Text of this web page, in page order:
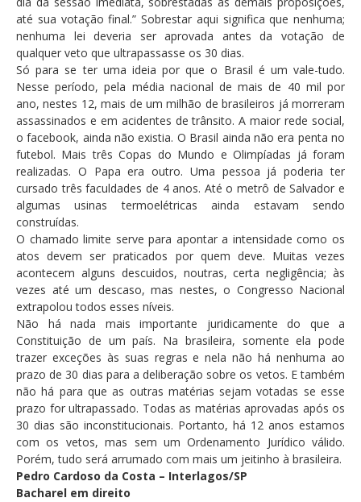
até sua votação final.” Sobrestar aqui significa que nenhuma;
nenhuma lei deveria ser aprovada antes da votação de
qualquer veto que ultrapassasse os 30 dias.
Só para se ter uma ideia por que o Brasil é um vale-tudo.
Nesse período, pela média nacional de mais de 40 mil por
ano, nestes 12, mais de um milhão de brasileiros já morreram
assassinados e em acidentes de trânsito. A maior rede social,
o facebook, ainda não existia. O Brasil ainda não era penta no
futebol. Mais três Copas do Mundo e Olimpíadas já foram
realizadas. O Papa era outro. Uma pessoa já poderia ter
cursado três faculdades de 4 anos. Até o metrô de Salvador e
algumas usinas termoelétricas ainda estavam sendo
construídas.
O chamado limite serve para apontar a intensidade como os
atos devem ser praticados por quem deve. Muitas vezes
acontecem alguns descuidos, noutras, certa negligência; às
vezes até um descaso, mas nestes, o Congresso Nacional
extrapolou todos esses níveis.
Não há nada mais importante juridicamente do que a
Constituição de um país. Na brasileira, somente ela pode
trazer exceções às suas regras e nela não há nenhuma ao
prazo de 30 dias para a deliberação sobre os vetos. E também
não há para que as outras matérias sejam votadas se esse
prazo for ultrapassado. Todas as matérias aprovadas após os
30 dias são inconstitucionais. Portanto, há 12 anos estamos
com os vetos, mas sem um Ordenamento Jurídico válido.
Porém, tudo será arrumado com mais um jeitinho à brasileira.
Pedro Cardoso da Costa – Interlagos/SP
Bacharel em direito